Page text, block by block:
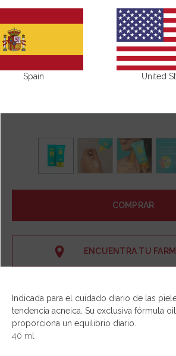
COMPRAR
ENCUENTRA TU
Indicada para el cuidado diario de las
tendencia acneica. Su exclusiva fórmula
proporciona un equilibrio diario.
40 ml
Spain United